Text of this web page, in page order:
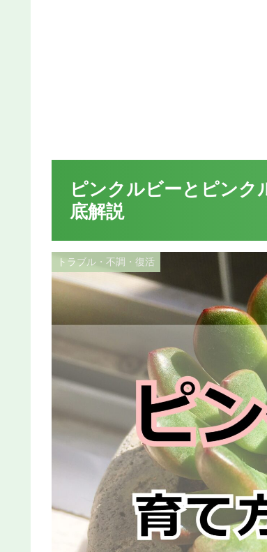
ピンクルビーとピンク
底解説
トラブル・不調・復活